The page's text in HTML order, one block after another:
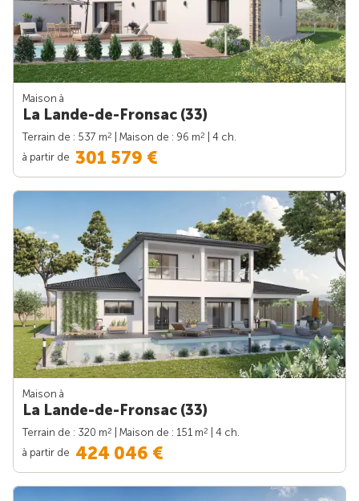
Maison à
La Lande-de-Fronsac (33)
Terrain de : 537 m2 | Maison de : 96 m2
| 4 ch.
à partir de 301 579 €
Maison à
La Lande-de-Fronsac (33)
Terrain de : 320 m2 | Maison de : 151 m2
| 4 ch.
à partir de 424 046 €